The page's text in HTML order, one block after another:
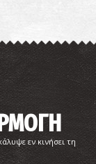
εν κινήσει τη